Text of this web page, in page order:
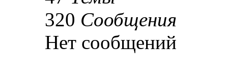
320 Сообщения
Нет сообщений